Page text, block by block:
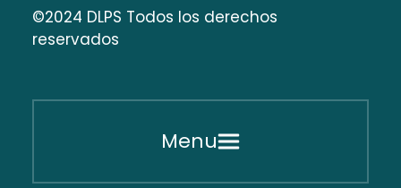
Menu
©2024 DLPS Todos los derechos
reservados